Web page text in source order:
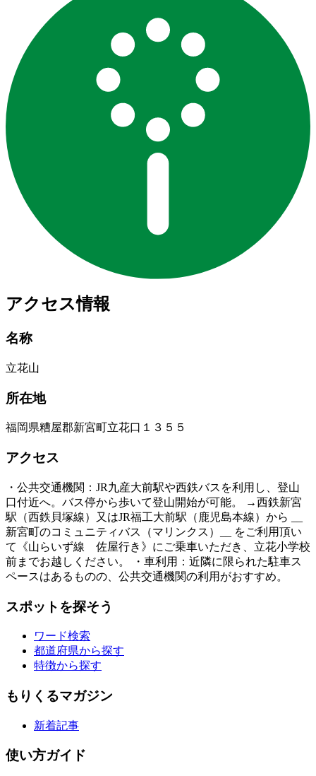
アクセス情報
名称
立花山
所在地
福岡県糟屋郡新宮町立花口１３５５
アクセス
・公共交通機関：JR九産大前駅や西鉄バスを利用し、登山
口付近へ。バス停から歩いて登山開始が可能。 →西鉄新宮
駅（西鉄貝塚線）又はJR福工大前駅（鹿児島本線）から __
新宮町のコミュニティバス（マリンクス）__ をご利用頂い
て《山らいず線 佐屋行き》にご乗車いただき、立花小学校
前までお越しください。 ・車利用：近隣に限られた駐車ス
ペースはあるものの、公共交通機関の利用がおすすめ。
スポットを探そう
ワード検索
都道府県から探す
特徴から探す
もりくるマガジン
新着記事
使い方ガイド